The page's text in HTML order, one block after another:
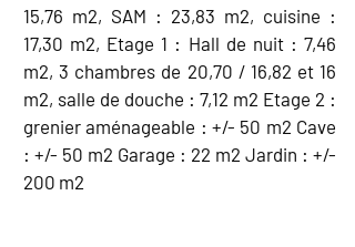
15,76 m2, SAM : 23,83 m2, cuisine :
17,30 m2, Etage 1 : Hall de nuit : 7,46
m2, 3 chambres de 20,70 / 16,82 et 16
m2, salle de douche : 7,12 m2 Etage 2 :
grenier aménageable : +/- 50 m2 Cave
: +/- 50 m2 Garage : 22 m2 Jardin : +/-
200 m2